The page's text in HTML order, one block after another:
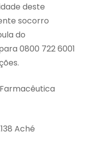
deste
socorro
do
0800 722 6001
Farmacêutica
Aché